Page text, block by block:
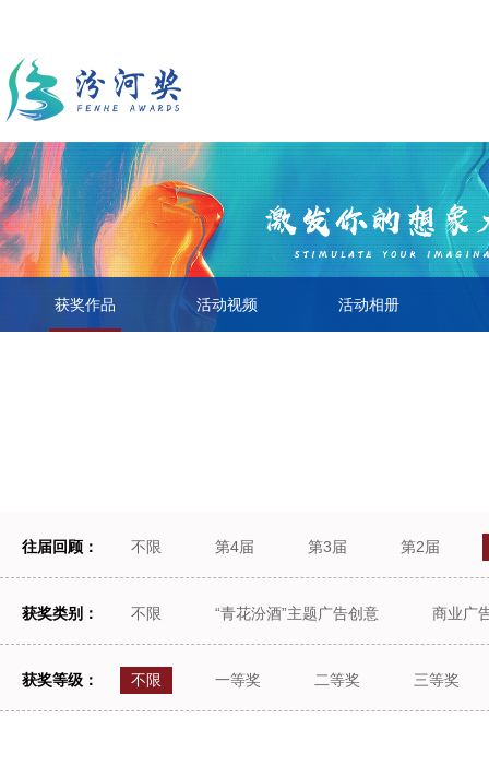
获奖作品 活动视频 活动相册
往届回顾： 不限 第4届 第3届 第2届
获奖类别： 不限 “青花汾酒”主题广告创意 商业广
获奖等级： 不限 一等奖 二等奖 三等奖